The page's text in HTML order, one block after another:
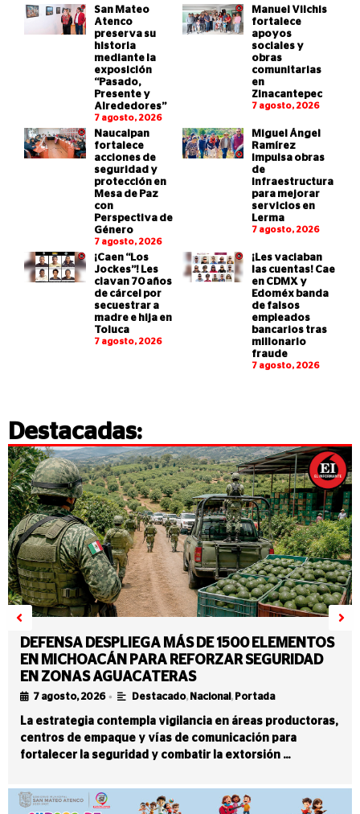
San Mateo
Atenco
preserva su
historia
mediante la
exposición
“Pasado,
Presente y
Alrededores”
7 agosto, 2026
Manuel Vilchis
fortalece
apoyos
sociales y
obras
comunitarias
en
Zinacantepec
7 agosto, 2026
Naucalpan
fortalece
acciones de
seguridad y
protección en
Mesa de Paz
con
Perspectiva de
Género
7 agosto, 2026
Miguel Ángel
Ramírez
impulsa obras
de
infraestructura
para mejorar
servicios en
Lerma
7 agosto, 2026
¡Caen “Los
Jockes”! Les
clavan 70 años
de cárcel por
secuestrar a
madre e hija en
Toluca
7 agosto, 2026
¡Les vaciaban
las cuentas! Cae
en CDMX y
Edoméx banda
de falsos
empleados
bancarios tras
millonario
fraude
7 agosto, 2026
Destacadas:
DEFENSA DESPLIEGA MÁS DE 1500 ELEMENTOS
EN MICHOACÁN PARA REFORZAR SEGURIDAD
EN ZONAS AGUACATERAS
7 agosto, 2026 • Destacado, Nacional , Portada
La estrategia contempla vigilancia en áreas productoras,
centros de empaque y vías de comunicación para
fortalecer la seguridad y combatir la extorsión …